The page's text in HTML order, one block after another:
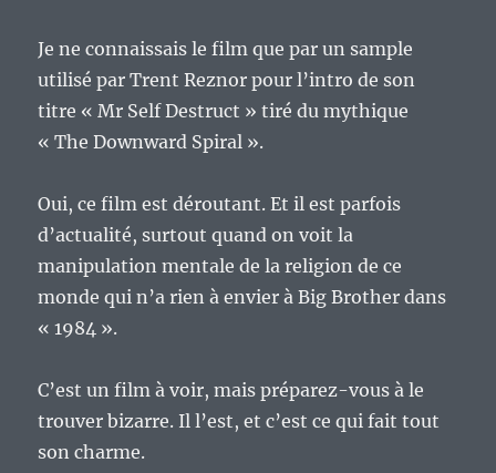
Je ne connaissais le film que par un sample
utilisé par Trent Reznor pour l’intro de son
titre « Mr Self Destruct » tiré du mythique
« The Downward Spiral ».
Oui, ce film est déroutant. Et il est parfois
d’actualité, surtout quand on voit la
manipulation mentale de la religion de ce
monde qui n’a rien à envier à Big Brother dans
« 1984 ».
C’est un film à voir, mais préparez-vous à le
trouver bizarre. Il l’est, et c’est ce qui fait tout
son charme.